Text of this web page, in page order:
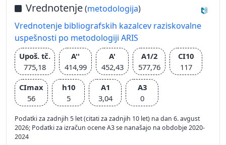
Vrednotenje(metodologija)
Vrednotenje bibliografskih kazalcev raziskovalne
uspešnosti po metodologiji ARIS
Upoš. tč.
775,18
A''
414,99
A'
452,43
A1/2
577,76
CI10
117
CImax
56
h10
5
A1
3,04
A3
0
Podatki za zadnjih 5 let (citati za zadnjih 10 let) na dan 6. avgust
2026; Podatki za izračun ocene A3 se nanašajo na obdobje 2020-
2024